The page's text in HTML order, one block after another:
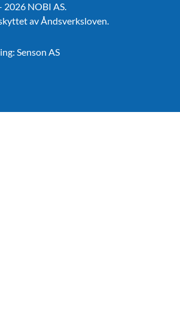
NOBI AS.
av Åndsverksloven.
Senson AS